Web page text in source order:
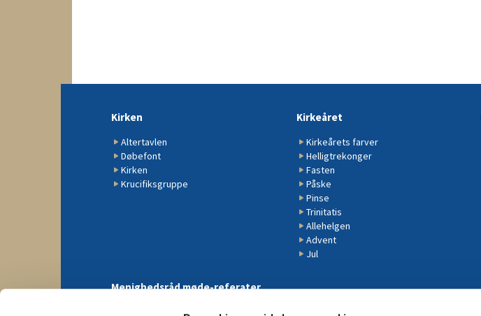
Kirken
Altertavlen
Døbefont
Kirken
Krucifiksgruppe
Kirkeåret
Kirkeårets farver
Helligtrekonger
Fasten
Påske
Pinse
Trinitatis
Allehelgen
Advent
Jul
Menighedsråd møde-referater